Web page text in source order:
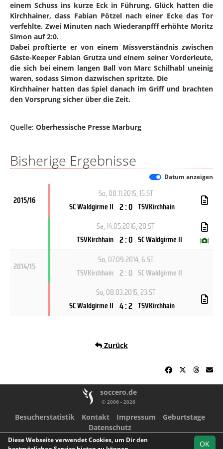
einem Schuss ins kurze Eck in Führung. Glück hatten die
Kirchhainer, dass Fabian Pötzel nach einer Ecke das Tor
verfehlte. Zwei Minuten nach Wiederanpfff erhöhte Moritz
Simon auf 2:0.
Dabei proftierte er von einem Missverständnis zwischen
Gäste-Keeper Fabian Grutza und einem seiner Vorderleute,
die sich bei einem langen Ball von Marc Schilhabl uneinig
waren, sodass Simon dazwischen spritzte. Die
Kirchhainer hatten das Spiel danach im Griff und brachten
den Vorsprung sicher über die Zeit.
Quelle: Oberhessische Presse Marburg
Bisherige Ergebnisse
Datum anzeigen
2015/16
So, 08.11.2015, 15.ST
SC Waldgirme II 2 : 0 TSVKirchhain
Sa, 14.05.2016, 28.ST
TSVKirchhain 2 : 0 SC Waldgirme II ( )
2014/15
So, 07.09.2014, 6.ST
TSVKirchhain 2 : 0 SC Waldgirme II
So, 08.03.2015, 23.ST
SC Waldgirme II 4 : 2 TSVKirchhain
Zurück
soccero.de
© 2006 - 2026
Besucherstatistik Kontakt Impressum
Geburtstage
Datenschutz
Facebook
Instagram OK
Diese Webseite verwendet Cookies, um Dir den